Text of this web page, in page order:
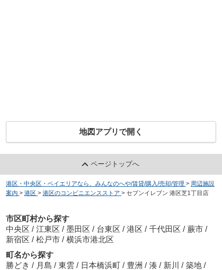
地図アプリで開く
ページトップへ
港区・中央区・ベイエリアなら、みんなのへや/賃貸/購入/売却/管理 > 周辺施設
案内 > 港区 > 港区のコンビニエンスストア > セブンイレブン 港区芝1丁目店
市区町村から探す
中央区 / 江東区 / 墨田区 / 台東区 / 港区 / 千代田区 / 蕨市 /
新宿区 / 松戸市 / 横浜市港北区
町名から探す
勝どき / 月島 / 東雲 / 日本橋浜町 / 豊洲 / 湊 / 新川 / 築地 /